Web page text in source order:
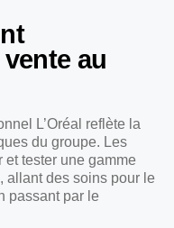
au
L’Oréal reflète la
du groupe. Les
tester une gamme
allant des soins pour le
passant par le